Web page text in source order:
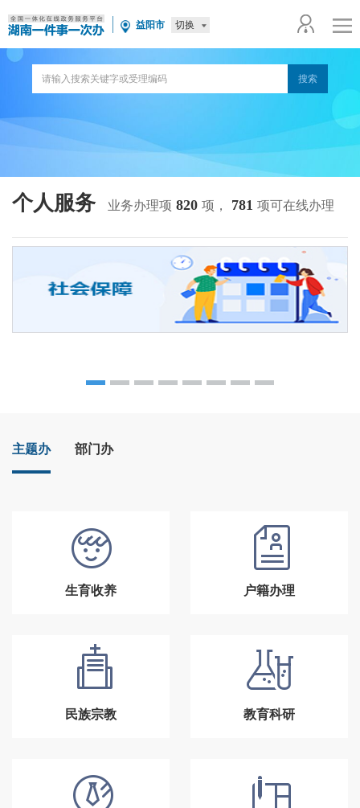
益阳市 切换
个人服务 业务办理项 820 项， 781 项可在线办理
主题办 部门办
生育收养 户籍办理
民族宗教 教育科研